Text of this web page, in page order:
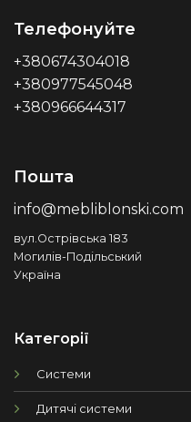
Телефонуйте
+380674304018
+380977545048
+380966644317
Пошта
info@mebliblonski.com
вул.Острівська 183
Могилів-Подільський
Україна
Категорії
Системи
Дитячі системи